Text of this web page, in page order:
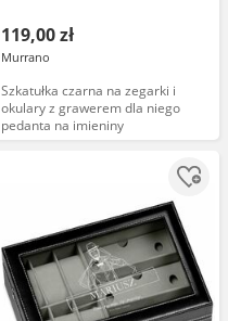
119,00 zł
Murrano
Szkatułka czarna na zegarki i
okulary z grawerem dla niego
pedanta na imieniny